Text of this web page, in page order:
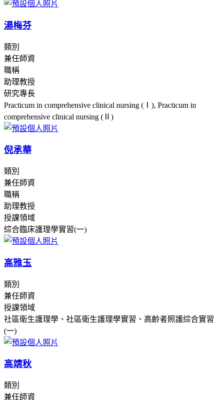
湯梅芬
類別
兼任師資
職稱
助理教授
研究專長
Practicum in comprehensive clinical nursing (Ⅰ), Practicum in
comprehensive clinical nursing (Ⅱ)
倪承華
類別
兼任師資
職稱
助理教授
授課領域
綜合臨床護理學實習(一)
高雅玉
類別
兼任師資
授課領域
社區衛生護理學、社區衛生護理學實習、高齡者照護綜合實習
(一)
高靖秋
類別
兼任師資